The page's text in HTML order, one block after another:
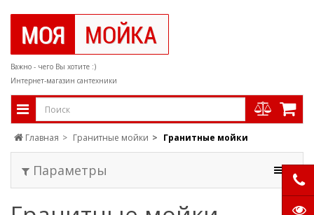
Важно - чего Вы хотите :)
Интернет-магазин сантехники
Главная Гранитные мойки Гранитные мойки
Параметры